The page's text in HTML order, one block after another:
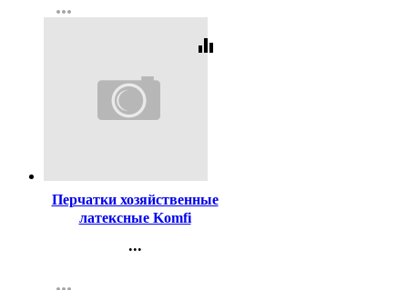
Регистрация
more_horiz
equalizer
Перчатки хозяйственные
латексные Komfi
СВЕРХПРОЧНЫЕ бело-
...